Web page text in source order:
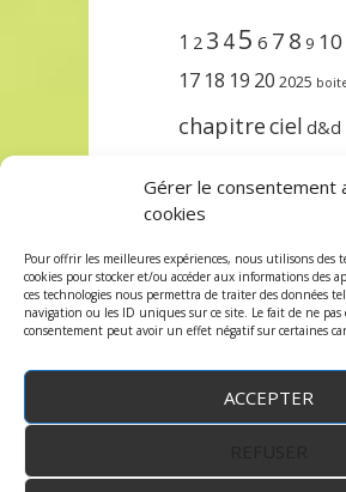
Gérer le consentement
cookies
Pour offrir les meilleures expériences, nous utilisons des
cookies pour stocker et/ou accéder aux informations des
ces technologies nous permettra de traiter des données
navigation ou les ID uniques sur ce site. Le fait de ne
consentement peut avoir un effet négatif sur certaines
ACCEPTER
1 2 3 45 6 7 8 9 10
17 18 19 20 2025
chapitreciel d&d
lorcana
protège
terre trois unlock
Copyright © 2023